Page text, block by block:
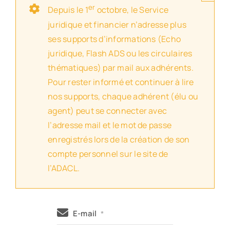
Depuis le 1er octobre, le Service
juridique et financier n’adresse plus
ses supports d’informations (Echo
juridique, Flash ADS ou les circulaires
thématiques) par mail aux adhérents.
Pour rester informé et continuer à lire
nos supports, chaque adhérent (élu ou
agent) peut se connecter avec
l’adresse mail et le mot de passe
enregistrés lors de la création de son
compte personnel sur le site de
l’ADACL.
E-mail *